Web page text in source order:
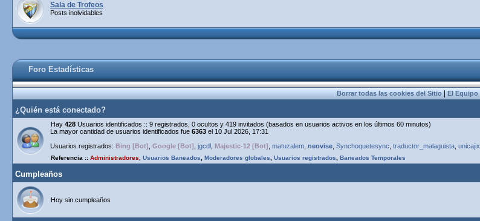
Sala de Trofeos
Posts inolvidables
Foro Estadísticas
Borrar todas las cookies del Sitio|El Equipo
¿Quién está conectado?
Hay 428 Usuarios identificados :: 9 registrados, 0 ocultos y 419 invitados (basados en usuarios activos en los últimos 60 minutos)
La mayor cantidad de usuarios identificados fue 6363 el 10 Jul 2026, 17:31
Usuarios registrados: Bing [Bot] Google [Bot] jgcdl Majestic-12 [Bot] matuzalem neovise Synchoquetesync traductor_malaguista unicajix
Referencia :: Administradores Usuarios Baneados Moderadores globales Usuarios registrados Baneados Temporales
Cumpleaños
Hoy sin cumpleaños